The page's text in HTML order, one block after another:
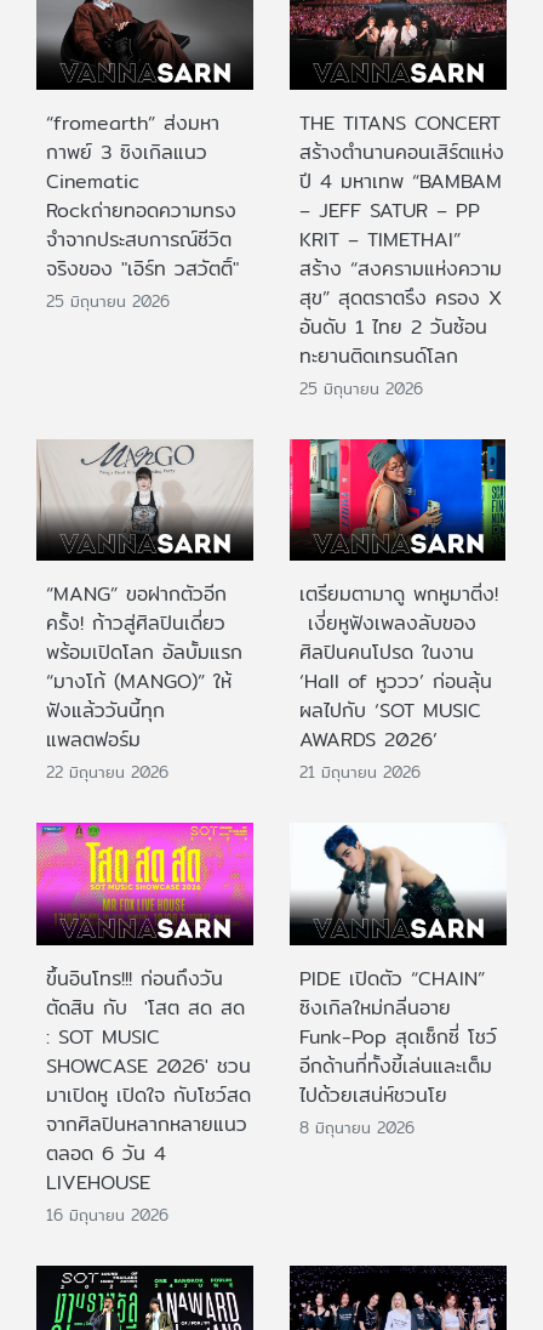
“fromearth” ส่งมหา
กาพย์ 3 ซิงเกิลแนว
Cinematic
Rockถ่ายทอดความทรง
จำจากประสบการณ์ชีวิต
จริงของ "เอิร์ท วสวัตติ์"
25 มิถุนายน 2026
THE TITANS CONCERT
สร้างตำนานคอนเสิร์ตแห่ง
ปี 4 มหาเทพ “BAMBAM
– JEFF SATUR – PP
KRIT – TIMETHAI”
สร้าง “สงครามแห่งความ
สุข” สุดตราตรึง ครอง X
อันดับ 1 ไทย 2 วันซ้อน
ทะยานติดเทรนด์โลก
25 มิถุนายน 2026
“MANG” ขอฝากตัวอีก
ครั้ง! ก้าวสู่ศิลปินเดี่ยว
พร้อมเปิดโลก อัลบั้มแรก
“มางโก้ (MANGO)” ให้
ฟังแล้ววันนี้ทุก
แพลตฟอร์ม
22 มิถุนายน 2026
เตรียมตามาดู พกหูมาติ่ง!
เงี่ยหูฟังเพลงลับของ
ศิลปินคนโปรด ในงาน
‘Hall of หูววว’ ก่อนลุ้น
ผลไปกับ ‘SOT MUSIC
AWARDS 2026’
21 มิถุนายน 2026
ขึ้นอินโทร!!! ก่อนถึงวัน
ตัดสิน กับ 'โสต สด สด
: SOT MUSIC
SHOWCASE 2026' ชวน
มาเปิดหู เปิดใจ กับโชว์สด
จากศิลปินหลากหลายแนว
ตลอด 6 วัน 4
LIVEHOUSE
16 มิถุนายน 2026
PIDE เปิดตัว “CHAIN”
ซิงเกิลใหม่กลิ่นอาย
Funk-Pop สุดเซ็กซี่ โชว์
อีกด้านที่ทั้งขี้เล่นและเต็ม
ไปด้วยเสน่ห์ชวนโย
8 มิถุนายน 2026